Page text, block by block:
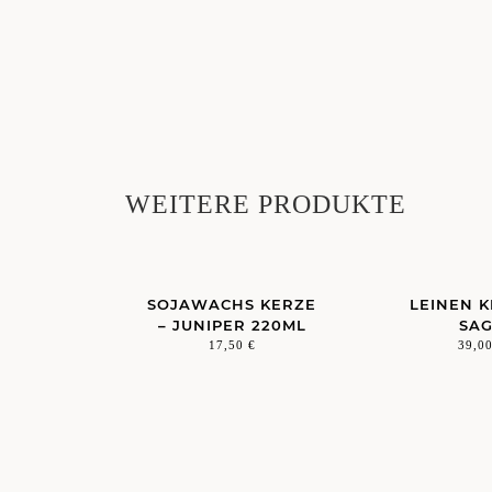
WEITERE PRODUKTE
SOJAWACHS KERZE
– JUNIPER 220ML
17,50 €
LEINEN